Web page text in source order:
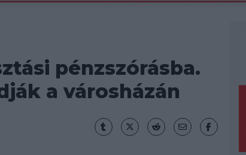
pénzszórásba.
a városházán